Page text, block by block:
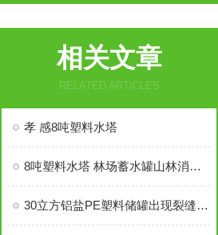
相关文章
RELATED ARTICLES
孝 感8吨塑料水塔
8吨塑料水塔 林场蓄水罐山林消防水箱
30立方铝盐PE塑料储罐出现裂缝怎么办